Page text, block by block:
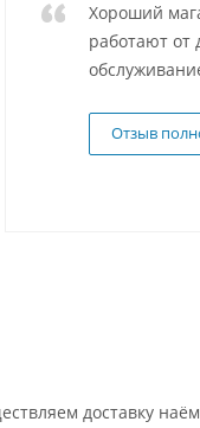
Хороший
работают от
Отзыв
доставку